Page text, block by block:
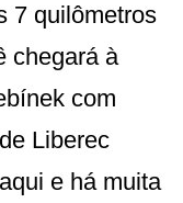
7 quilômetros
chegará à
com
Liberec
e há muita